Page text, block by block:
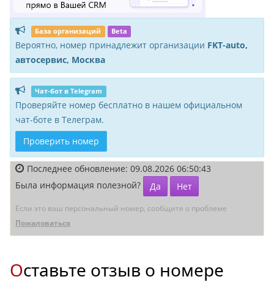
База организаций Beta
Вероятно, номер принадлежит организации FKT-auto,
автосервис, Москва
Чат-бот в Telegram
Проверяйте номер бесплатно в нашем официальном
чат-боте в Телеграм.
Проверить номер
Последнее обновление: 09.08.2026 06:50:43
Была информация полезной?
Да Нет
Если это ваш персональный номер, сообщите о проблеме
Пожаловаться
Оставьте отзыв о номере